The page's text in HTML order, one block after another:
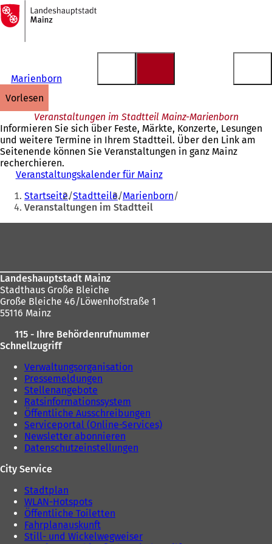
Inhalt anspringen
Zur
Startseite
Marienborn
vorlesen
Veranstaltungen im Stadtteil Mainz-Marienborn
Informieren Sie sich über Feste, Märkte, Konzerte, Lesungen
und weitere Termine in Ihrem Stadtteil. Über den Link am
Seitenende können Sie Veranstaltungen in ganz Mainz
recherchieren.
Veranstaltungskalender für Mainz
Sie
befinden
sich
Startseite Stadtteile Marienborn
Veranstaltungen im Stadtteil
Landeshauptstadt Mainz
Stadthaus Große Bleiche
Große Bleiche 46/Löwenhofstraße 1
55116 Mainz
115 - Ihre Behördenrufnummer
Schnellzugriff
Verwaltungsorganisation
Pressemeldungen
Stellenangebote
Ratsinformationssystem
Öffentliche Ausschreibungen
Serviceportal (Online-Services)
Newsletter abonnieren
Datenschutzeinstellungen
City Service
Stadtplan
WLAN-Hotspots
Öffentliche Toiletten
Fahrplanauskunft
Still- und Wickelwegweiser